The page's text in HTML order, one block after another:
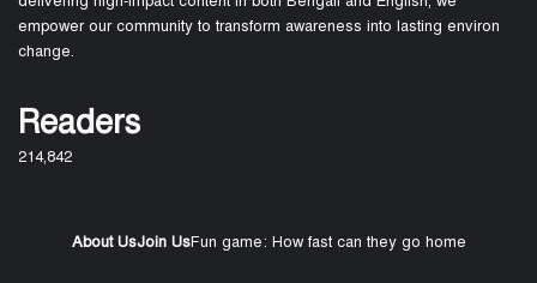
empower our community to transform awareness into lasting environ
change.
Readers
214,842
About UsJoin UsFun game: How fast can they go home